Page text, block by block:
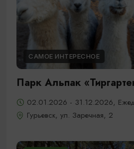
САМОЕ ИНТЕРЕСНОЕ
Парк Альпак
02.01.2026 - 31.12.2026,
Гурьевск, ул. Заречная, 2